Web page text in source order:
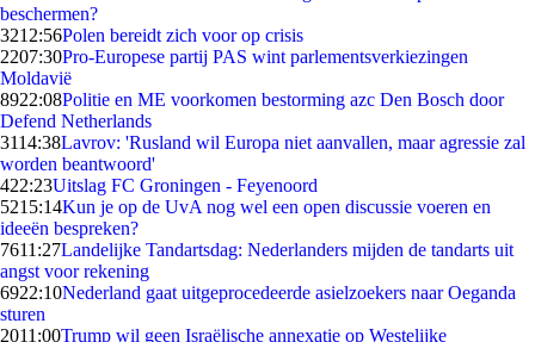
beschermen?
3212:56Polen bereidt zich voor op crisis
2207:30Pro-Europese partij PAS wint parlementsverkiezingen
Moldavië
8922:08Politie en ME voorkomen bestorming azc Den Bosch door
Defend Netherlands
3114:38Lavrov: 'Rusland wil Europa niet aanvallen, maar agressie zal
worden beantwoord'
422:23Uitslag FC Groningen - Feyenoord
5215:14Kun je op de UvA nog wel een open discussie voeren en
ideeën bespreken?
7611:27Landelijke Tandartsdag: Nederlanders mijden de tandarts uit
angst voor rekening
6922:10Nederland gaat uitgeprocedeerde asielzoekers naar Oeganda
sturen
2011:00Trump wil geen Israëlische annexatie op Westelijke